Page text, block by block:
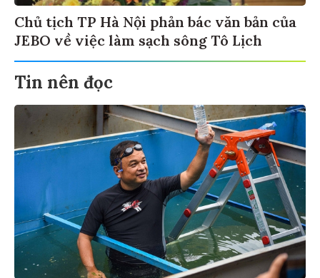
Chủ tịch TP Hà Nội phản bác văn bản của
JEBO về việc làm sạch sông Tô Lịch
Tin nên đọc